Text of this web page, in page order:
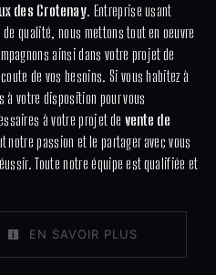
des Crotenay. Entreprise usant
qualité, nous mettons tout en oeuvre
ainsi dans votre projet de
de vos besoins. Si vous habitez à
à votre disposition pour vous
à votre projet de vente de
notre passion et le partager avec vous
Toute notre équipe est qualifiée et
EN SAVOIR PLUS